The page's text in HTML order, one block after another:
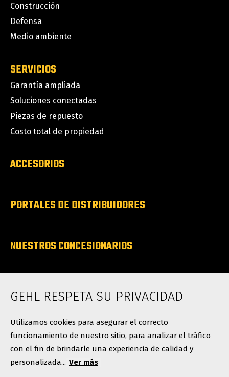
Construcción
Defensa
Medio ambiente
SERVICIOS
Garantía ampliada
Soluciones conectadas
Piezas de repuesto
Costo total de propiedad
ACCESORIOS
PORTALES DE DISTRIBUIDORES
NUESTROS CONCESIONARIOS
SOBRE NOSOTROS
Contacto
GEHL RESPETA SU PRIVACIDAD
Utilizamos cookies para asegurar el correcto
funcionamiento de nuestro sitio, para analizar el tráfico
con el fin de brindarle una experiencia de calidad y
personalizada... Ver más